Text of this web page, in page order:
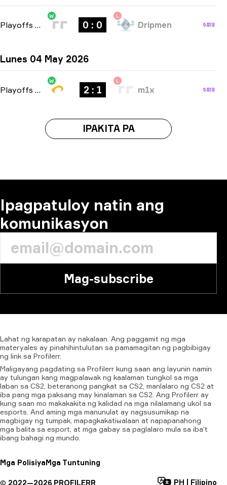
Playoffs bo3
W
0 : 0
L
Dripmen
Lunes 04 May 2026
Playoffs bo3
W
2 : 1
L
m1x
IPAKITA PA
Ipagpatuloy natin ang
komunikasyon
Mag-subscribe
Lahat ng karapatan ay nakalaan. Ang paggamit ng mga
materyales ay pinahihintulutan sa pamamagitan ng pagbibigay
ng link sa Profilerr.
Maligayang pagdating sa Profilerr kung saan ang layunin namin
ay tulungan kang magpalawak ng kaalaman tungkol sa mga
laban sa CS2, beteranong pangkat sa CS2, manlalaro ng CS2 at
iba pang mga paksang may kinalaman sa CS2. Ang Profilerr ay
kung saan mo makakakita ng kalidad na mga nilalamang ukol sa
esports. And aming mga manunulat ay nagsusumikap na
magbigay ng tumpak, mapagkakatiwalaan at napapanahong
mga balita sa esport, at mga gabay sa paglalaro mula sa iba't
ibang bahagi ng mundo.
Mga PolisiyaMga Tuntuning
© 2022—2026 PROFILERR PH Filipino